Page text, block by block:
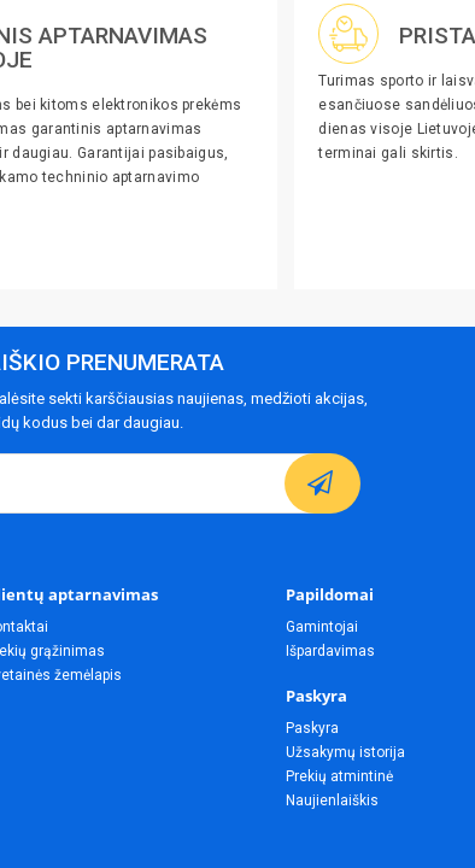
APTARNAVIMAS
bei kitoms elektronikos prekėms
garantinis aptarnavimas
daugiau. Garantijai pasibaigus,
techninio aptarnavimo
Turimas sporto ir
esančiuose
dienas visoje
terminai gali skirtis.
PRENUMERATA
sekti karščiausias naujienas, medžioti akcijas,
kodus bei dar daugiau.
aptarnavimas
grąžinimas
žemėlapis
Papildomai
Gamintojai
Išpardavimas
Paskyra
Paskyra
Užsakymų istorija
Prekių atmintinė
Naujienlaiškis